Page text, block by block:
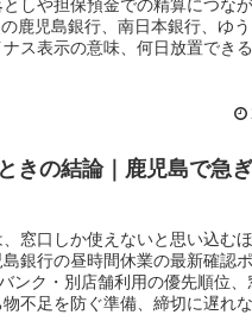
しや担保預金での精算につな
鹿児島銀行、南日本銀行、ゆ
ス表示の意味、何日放置でき
きの結論｜鹿児島で急
窓口しか使えないと思い込む
銀行の昼時間休業の最新確認
ンク・別店舗利用の優先順位
不足を防ぐ準備、締切に遅れな